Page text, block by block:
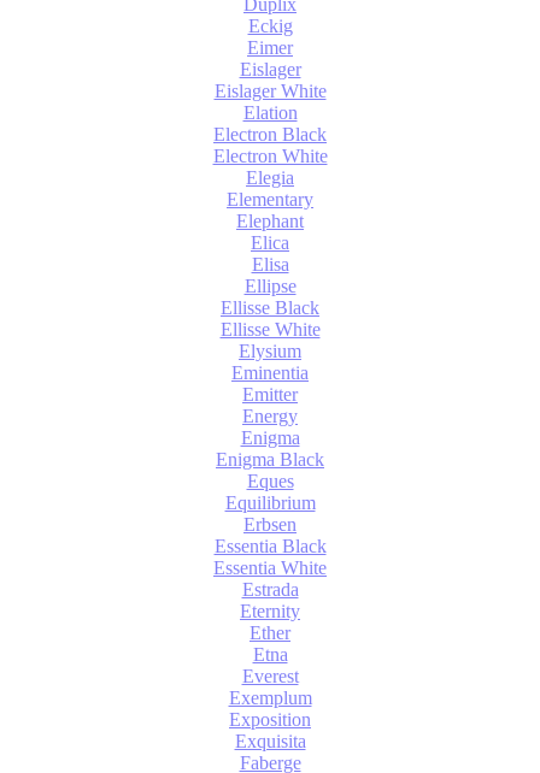
Eckig
Eimer
Eislager
Eislager White
Elation
Electron Black
Electron White
Elegia
Elementary
Elephant
Elica
Elisa
Ellipse
Ellisse Black
Ellisse White
Elysium
Eminentia
Emitter
Energy
Enigma
Enigma Black
Eques
Equilibrium
Erbsen
Essentia Black
Essentia White
Estrada
Eternity
Ether
Etna
Everest
Exemplum
Exposition
Exquisita
Faberge